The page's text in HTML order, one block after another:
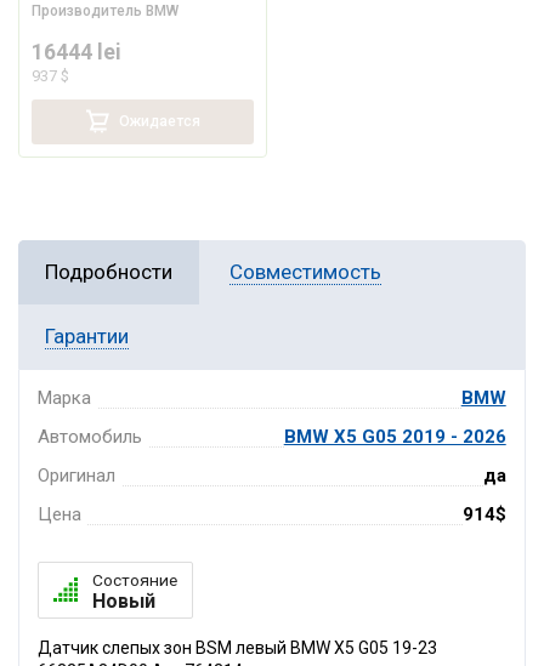
Производитель BMW
16444 lei
937 $
Ожидается
Подробности Совместимость
Гарантии
Марка
BMW
Автомобиль
BMW X5 G05 2019 - 2026
Оригинал
да
Цена
914$
Состояние
Новый
Датчик слепых зон BSM левый BMW X5 G05 19-23